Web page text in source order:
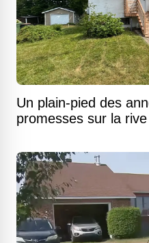
Un plain-pied des
promesses sur la